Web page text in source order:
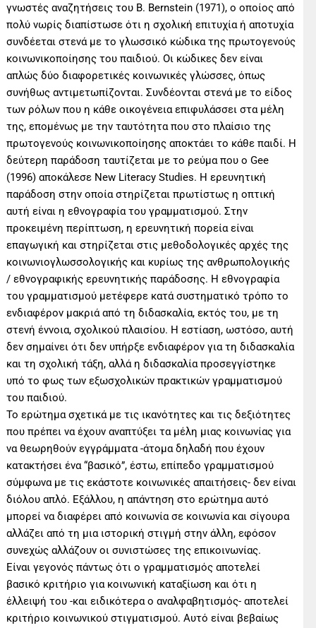
γνωστές αναζητήσεις του Β. Bernstein (1971), ο οποίος από
πολύ νωρίς διαπίστωσε ότι η σχολική επιτυχία ή αποτυχία
συνδέεται στενά με το γλωσσικό κώδικα της πρωτογενούς
κοινωνικοποίησης του παιδιού. Οι κώδικες δεν είναι
απλώς δύο διαφορετικές κοινωνικές γλώσσες, όπως
συνήθως αντιμετωπίζονται. Συνδέονται στενά με το είδος
των ρόλων που η κάθε οικογένεια επιφυλάσσει στα μέλη
της, επομένως με την ταυτότητα που στο πλαίσιο της
πρωτογενούς κοινωνικοποίησης αποκτάει το κάθε παιδί. Η
δεύτερη παράδοση ταυτίζεται με το ρεύμα που ο Gee
(1996) αποκάλεσε New Literacy Studies. Η ερευνητική
παράδοση στην οποία στηρίζεται πρωτίστως η οπτική
αυτή είναι η εθνογραφία του γραμματισμού. Στην
προκειμένη περίπτωση, η ερευνητική πορεία είναι
επαγωγική και στηρίζεται στις μεθοδολογικές αρχές της
κοινωνιογλωσσολογικής και κυρίως της ανθρωπολογικής
/ εθνογραφικής ερευνητικής παράδοσης. Η εθνογραφία
του γραμματισμού μετέφερε κατά συστηματικό τρόπο το
ενδιαφέρον μακριά από τη διδασκαλία, εκτός του, με τη
στενή έννοια, σχολικού πλαισίου. Η εστίαση, ωστόσο, αυτή
δεν σημαίνει ότι δεν υπήρξε ενδιαφέρον για τη διδασκαλία
και τη σχολική τάξη, αλλά η διδασκαλία προσεγγίστηκε
υπό το φως των εξωσχολικών πρακτικών γραμματισμού
του παιδιού.
Το ερώτημα σχετικά με τις ικανότητες και τις δεξιότητες
που πρέπει να έχουν αναπτύξει τα μέλη μιας κοινωνίας για
να θεωρηθούν εγγράμματα -άτομα δηλαδή που έχουν
κατακτήσει ένα “βασικό”, έστω, επίπεδο γραμματισμού
σύμφωνα με τις εκάστοτε κοινωνικές απαιτήσεις- δεν είναι
διόλου απλό. Εξάλλου, η απάντηση στο ερώτημα αυτό
μπορεί να διαφέρει από κοινωνία σε κοινωνία και σίγουρα
αλλάζει από τη μια ιστορική στιγμή στην άλλη, εφόσον
συνεχώς αλλάζουν οι συνιστώσες της επικοινωνίας.
Είναι γεγονός πάντως ότι ο γραμματισμός αποτελεί
βασικό κριτήριο για κοινωνική καταξίωση και ότι η
έλλειψή του -και ειδικότερα ο αναλφαβητισμός- αποτελεί
κριτήριο κοινωνικού στιγματισμού. Αυτό είναι βεβαίως